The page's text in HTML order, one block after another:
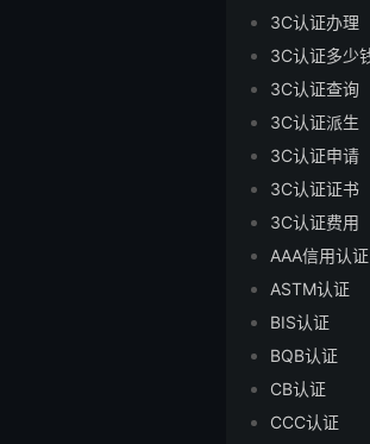
3C认证办理
3C认证多少
3C认证查询
3C认证派生
3C认证申请
3C认证证书
3C认证费用
AAA信用认证
ASTM认证
BIS认证
BQB认证
CB认证
CCC认证